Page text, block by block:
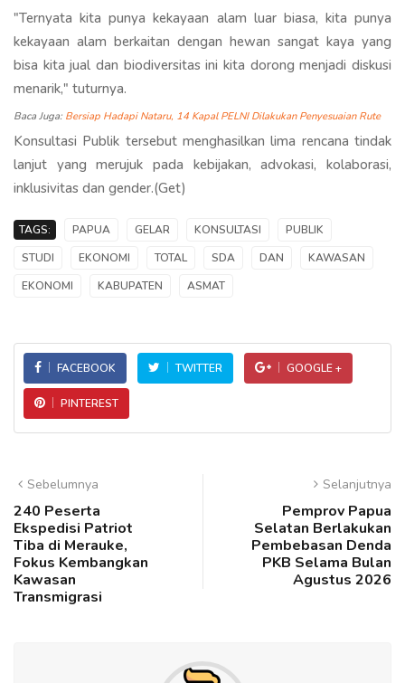
"Ternyata kita punya kekayaan alam luar biasa, kita punya
kekayaan alam berkaitan dengan hewan sangat kaya yang
bisa kita jual dan biodiversitas ini kita dorong menjadi diskusi
menarik," tuturnya.
Baca Juga: Bersiap Hadapi Nataru, 14 Kapal PELNI Dilakukan Penyesuaian Rute
Konsultasi Publik tersebut menghasilkan lima rencana tindak
lanjut yang merujuk pada kebijakan, advokasi, kolaborasi,
inklusivitas dan gender.(Get)
TAGS: PAPUA GELAR KONSULTASI
PUBLIK
STUDI
EKONOMI TOTAL SDA DAN
KAWASAN
EKONOMI
KABUPATEN ASMAT
FACEBOOK TWITTER GOOGLE +
PINTEREST
Sebelumnya
240 Peserta
Ekspedisi Patriot
Tiba di Merauke,
Fokus Kembangkan
Kawasan
Transmigrasi
Selanjutnya
Pemprov Papua
Selatan Berlakukan
Pembebasan Denda
PKB Selama Bulan
Agustus 2026